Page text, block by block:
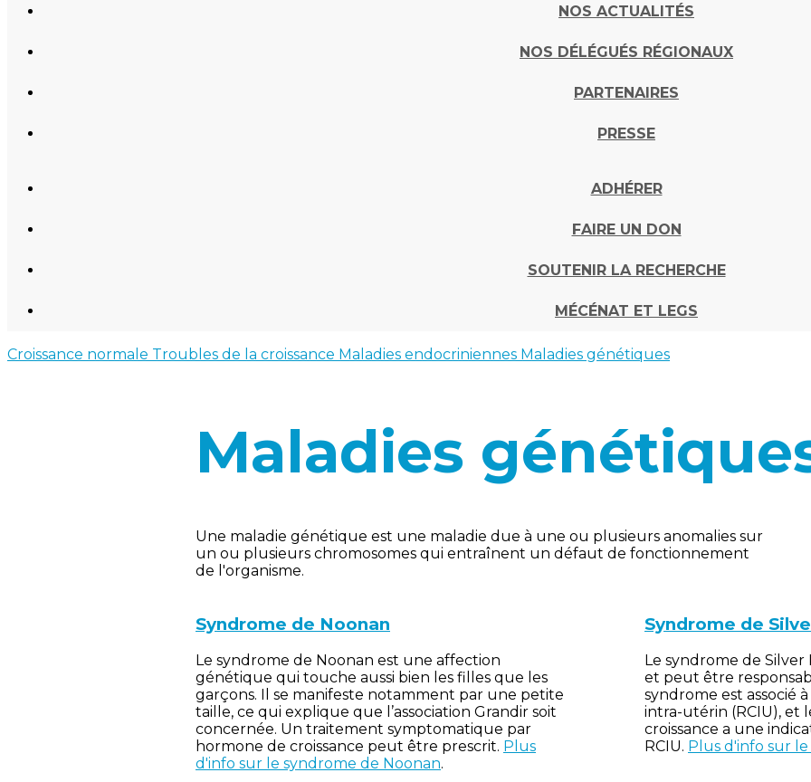
NOS ACTUALITÉS
NOS DÉLÉGUÉS RÉGIONAUX
PARTENAIRES
PRESSE
ADHÉRER
FAIRE UN DON
SOUTENIR LA RECHERCHE
MÉCÉNAT ET LEGS
Croissance normale Troubles de la croissance Maladies endocriniennes Maladies génétiques
Maladies
Une maladie génétique est une maladie due à une ou plusieurs anomalies sur
un ou plusieurs chromosomes qui entraînent un défaut de fonctionnement
de l'organisme.
Syndrome de Noonan
Le syndrome de Noonan est une affection
génétique qui touche aussi bien les filles que les
garçons. Il se manifeste notamment par une petite
taille, ce qui explique que l’association Grandir soit
concernée. Un traitement symptomatique par
hormone de croissance peut être prescrit. Plus
d'info sur le syndrome de Noonan.
Syndrome de
Le syndrome de Silver
et peut être
syndrome est associé
intra-utérin (RCIU), et
croissance a une
RCIU. Plus d'info sur